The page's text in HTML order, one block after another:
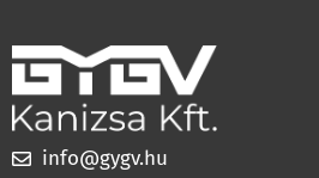
info@gygv.hu